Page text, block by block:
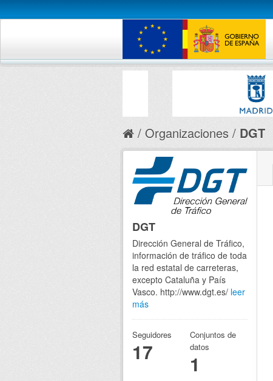
Organizaciones DGT
DGT
Dirección General de Tráfico,
información de tráfico de toda
la red estatal de carreteras,
excepto Cataluña y País
Vasco. http://www.dgt.es/ leer
más
Seguidores
17
Conjuntos de
datos
1